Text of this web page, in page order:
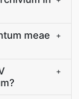
meae
+
+